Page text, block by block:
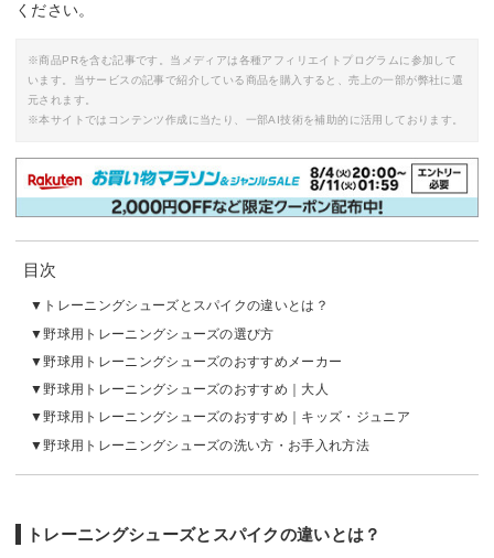
ください。
※商品PRを含む記事です。当メディアは各種アフィリエイトプログラムに参加して
います。当サービスの記事で紹介している商品を購入すると、売上の一部が弊社に還
元されます。
※本サイトではコンテンツ作成に当たり、一部AI技術を補助的に活用しております。
目次
トレーニングシューズとスパイクの違いとは？
野球用トレーニングシューズの選び方
野球用トレーニングシューズのおすすめメーカー
野球用トレーニングシューズのおすすめ｜大人
野球用トレーニングシューズのおすすめ｜キッズ・ジュニア
野球用トレーニングシューズの洗い方・お手入れ方法
トレーニングシューズとスパイクの違いとは？